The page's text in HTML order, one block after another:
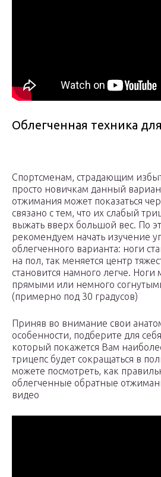
Облегченная техника
Спортсменам, страдающим
просто новичкам данный
отжимания может показаться
связано с тем, что их слабый
выжать вверх большой вес. По
рекомендуем начать изучение
облегченного варианта: ноги
на пол, так меняется центр
становится намного легче.
прямыми или немного
(примерно под 30 градусов)
Приняв во внимание свои
особенности, подберите для
который покажется Вам
трицепс будет сокращаться в
можете посмотреть, как
облегченные обратные
видео